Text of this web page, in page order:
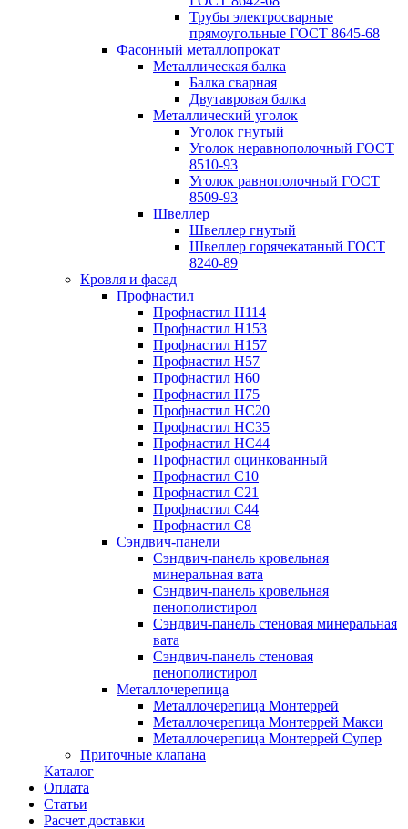
Трубы электросварные
прямоугольные ГОСТ 8645-68
Фасонный металлопрокат
Металлическая балка
Балка сварная
Двутавровая балка
Металлический уголок
Уголок гнутый
Уголок неравнополочный ГОСТ
8510-93
Уголок равнополочный ГОСТ
8509-93
Швеллер
Швеллер гнутый
Швеллер горячекатаный ГОСТ
8240-89
Кровля и фасад
Профнастил
Профнастил Н114
Профнастил Н153
Профнастил Н157
Профнастил Н57
Профнастил Н60
Профнастил Н75
Профнастил НС20
Профнастил НС35
Профнастил НС44
Профнастил оцинкованный
Профнастил С10
Профнастил С21
Профнастил С44
Профнастил С8
Сэндвич-панели
Сэндвич-панель кровельная
минеральная вата
Сэндвич-панель кровельная
пенополистирол
Сэндвич-панель стеновая минеральная
вата
Сэндвич-панель стеновая
пенополистирол
Металлочерепица
Металлочерепица Монтеррей
Металлочерепица Монтеррей Макси
Металлочерепица Монтеррей Супер
Приточные клапана
Каталог
Оплата
Статьи
Расчет доставки